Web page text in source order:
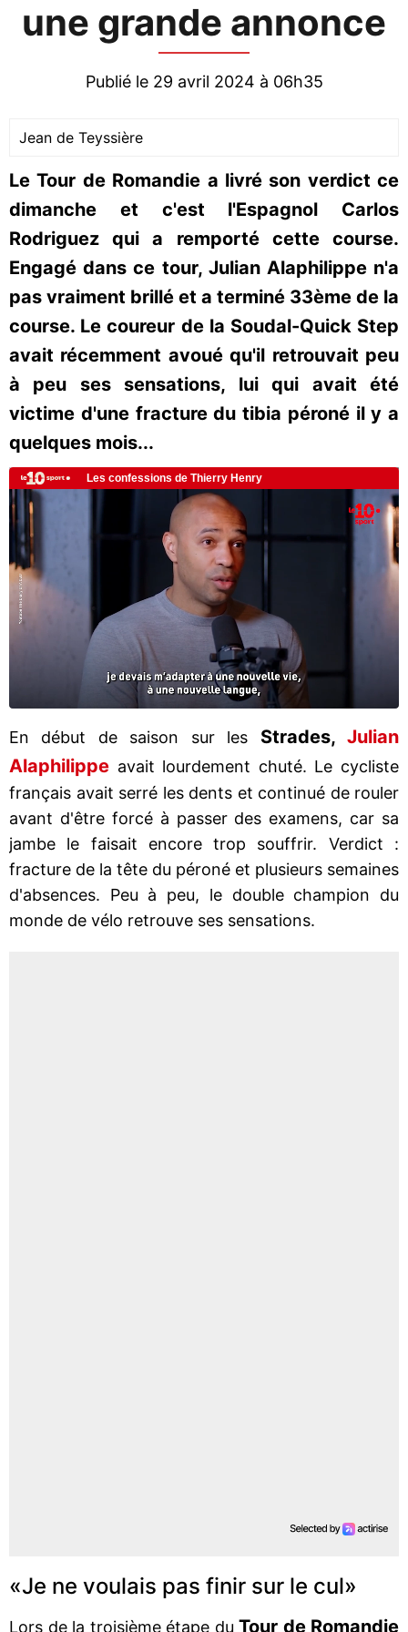
une grande annonce
Publié le 29 avril 2024 à 06h35
Jean de Teyssière
Le Tour de Romandie a livré son verdict ce
dimanche et c'est l'Espagnol Carlos
Rodriguez qui a remporté cette course.
Engagé dans ce tour, Julian Alaphilippe n'a
pas vraiment brillé et a terminé 33ème de la
course. Le coureur de la Soudal-Quick Step
avait récemment avoué qu'il retrouvait peu
à peu ses sensations, lui qui avait été
victime d'une fracture du tibia péroné il y a
quelques mois...
En début de saison sur les Strades,Julian
Alaphilippe avait lourdement chuté. Le cycliste
français avait serré les dents et continué de rouler
avant d'être forcé à passer des examens, car sa
jambe le faisait encore trop souffrir. Verdict :
fracture de la tête du péroné et plusieurs semaines
d'absences. Peu à peu, le double champion du
monde de vélo retrouve ses sensations.
«Je ne voulais pas finir sur le cul»
Lors de la troisième étape du Tour de Romandie